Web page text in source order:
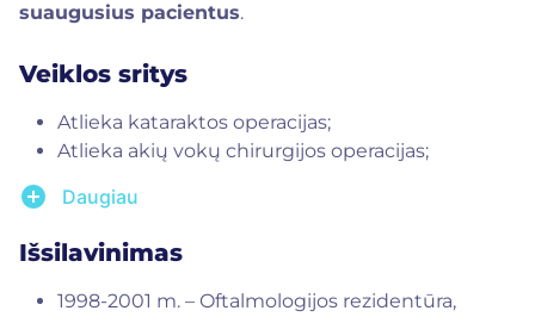
suaugusius pacientus.
Veiklos sritys
Atlieka kataraktos operacijas;
Atlieka akių vokų chirurgijos operacijas;
amžines makulos degeneracijas;
Gydo įvairius akių uždegimus;
Diagnozuoja ir gydo refrakcijos ydas.
add_circle Daugiau
Išsilavinimas
1998-2001 m. – Oftalmologijos rezidentūra,